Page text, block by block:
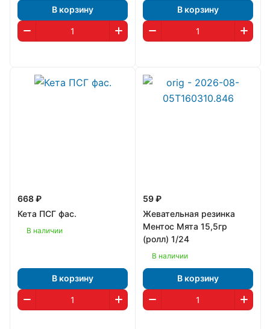
В корзину В корзину
668 ₽
Кета ПСГ фас.
В наличии
В корзину
59 ₽
Жевательная резинка
Ментос Мята 15,5гр
(ролл) 1/24
В наличии
В корзину